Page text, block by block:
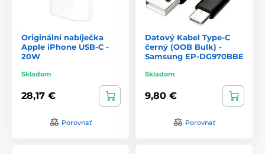
Originální nabíječka
Apple iPhone USB-C -
20W
Skladom
28,17 €
Porovnať
Datový Kabel Type-C
černý (OOB Bulk) -
Samsung EP-DG970BBE
Skladom
9,80 €
Porovnať